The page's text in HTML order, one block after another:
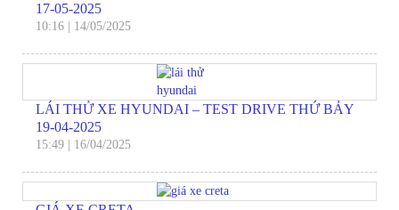
17-05-2025
10:16 14/05/2025
LÁI THỬ XE HYUNDAI – TEST DRIVE THỨ BẢY
19-04-2025
15:49 16/04/2025